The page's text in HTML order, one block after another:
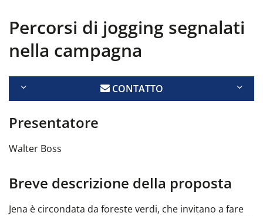
Percorsi di jogging segnalati
nella campagna
CONTATTO
Presentatore
Walter Boss
Breve descrizione della proposta
Jena è circondata da foreste verdi, che invitano a fare